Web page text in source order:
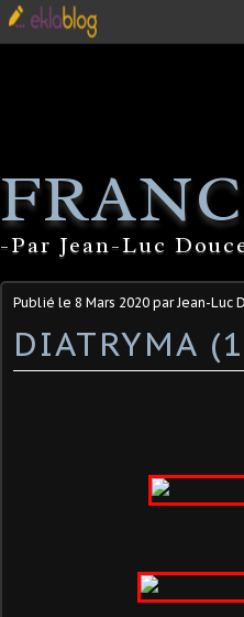
-Par Jean-Luc
Publié le 8 Mars 2020 par Jean-Luc
DIATRYMA